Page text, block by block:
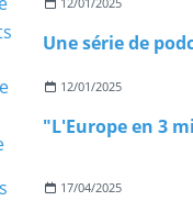
12/01/2025
17/04/2025